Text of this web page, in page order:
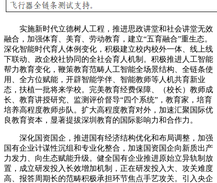
实施新时代立德树人工程，推进思政讲堂和社会讲堂无效
融合，加强体育、美育、劳动教育，建立“五育融合”重生态。
深化智能时代育人体例变化，积极建立校内校外一体、线上线
下联动、政企校社协同的全社会育人机制。积极推进人工智能
帮力教育变化，鞭策教育范畴人工智能全场景结构、全链条使
用、全方位赋能，开辟智能学伴、智能教师等人机共育新业
态，扶植一批将来学校。完美教育经费保障、（校长）教师成
长、教育讲授研究、监测评价督导“四个系统”，教育家，培育
培养高程度教师步队。扩大高程度教育对外，加速汇聚国际优
良教育资本，显著提拔深圳教育的国际影响力和合作力。
深化国资国企，推进国有经济结构优化和布局调整，加强
国有企业计谋性沉组和专业化整合，加速国资国企向新质出产
力发力、向生态赋能升级。健全国有企业推进原始立异轨制放
置，成立研发投入长效增加机制，正在研发投入大、攻关难度
高、报答周期长的范畴积极承担环节焦点手艺攻关。引入央企